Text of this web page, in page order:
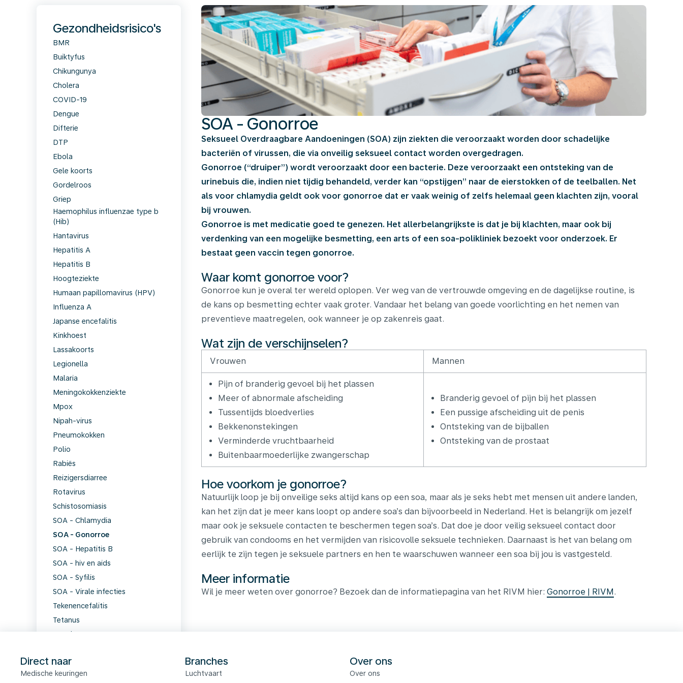
Gezondheidsrisico's
BMR
Buiktyfus
Chikungunya
Cholera
COVID-19
Dengue
Difterie
DTP
Ebola
Gele koorts
Gordelroos
Griep
Haemophilus influenzae type b
(Hib)
Hantavirus
Hepatitis A
Hepatitis B
Hoogteziekte
Humaan papillomavirus (HPV)
Influenza A
Japanse encefalitis
Kinkhoest
Lassakoorts
Legionella
Malaria
Meningokokkenziekte
Mpox
Nipah-virus
Pneumokokken
Polio
Rabiës
Reizigersdiarree
Rotavirus
Schistosomiasis
SOA - Chlamydia
SOA - Gonorroe
SOA - Hepatitis B
SOA - hiv en aids
SOA - Syfilis
SOA - Virale infecties
Tekenencefalitis
Tetanus
Trombose
Virale meningitis
Vogelgriep
SOA - Gonorroe
Seksueel Overdraagbare Aandoeningen (SOA) zijn ziekten die veroorzaakt worden door schadelijke
bacteriën of virussen, die via onveilig seksueel contact worden overgedragen.
Gonorroe (“druiper”) wordt veroorzaakt door een bacterie. Deze veroorzaakt een ontsteking van de
urinebuis die, indien niet tijdig behandeld, verder kan “opstijgen” naar de eierstokken of de teelballen. Net
als voor chlamydia geldt ook voor gonorroe dat er vaak weinig of zelfs helemaal geen klachten zijn, vooral
bij vrouwen.
Gonorroe is met medicatie goed te genezen. Het allerbelangrijkste is dat je bij klachten, maar ook bij
verdenking van een mogelijke besmetting, een arts of een soa-polikliniek bezoekt voor onderzoek. Er
bestaat geen vaccin tegen gonorroe.
Waar komt gonorroe voor?
Gonorroe kun je overal ter wereld oplopen. Ver weg van de vertrouwde omgeving en de dagelijkse routine, is
de kans op besmetting echter vaak groter. Vandaar het belang van goede voorlichting en het nemen van
preventieve maatregelen, ook wanneer je op zakenreis gaat.
Wat zijn de verschijnselen?
Vrouwen Mannen
Pijn of branderig gevoel bij het plassen
Meer of abnormale afscheiding
Tussentijds bloedverlies
Bekkenonstekingen
Verminderde vruchtbaarheid
Buitenbaarmoederlijke zwangerschap
Branderig gevoel of pijn bij het plassen
Een pussige afscheiding uit de penis
Ontsteking van de bijballen
Ontsteking van de prostaat
Hoe voorkom je gonorroe?
Natuurlijk loop je bij onveilige seks altijd kans op een soa, maar als je seks hebt met mensen uit andere landen,
kan het zijn dat je meer kans loopt op andere soa’s dan bijvoorbeeld in Nederland. Het is belangrijk om jezelf
maar ook je seksuele contacten te beschermen tegen soa’s. Dat doe je door veilig seksueel contact door
gebruik van condooms en het vermijden van risicovolle seksuele technieken. Daarnaast is het van belang om
eerlijk te zijn tegen je seksuele partners en hen te waarschuwen wanneer een soa bij jou is vastgesteld.
Meer informatie
Wil je meer weten over gonorroe? Bezoek dan de informatiepagina van het RIVM hier: Gonorroe | RIVM.
Direct naar
Medische keuringen
Branches
Luchtvaart
Over ons
Over ons